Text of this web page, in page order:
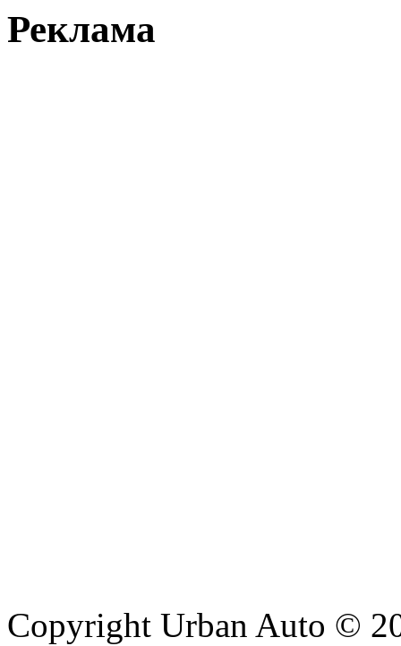
Реклама
Copyright Urban Auto ©